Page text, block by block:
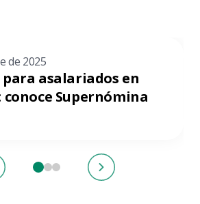
de 2025
asalariados en
Supernómina